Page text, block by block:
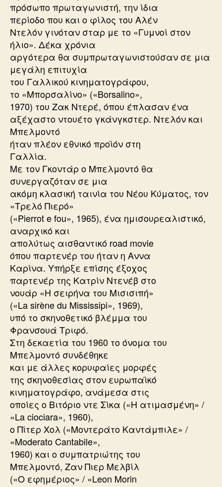
πρόσωπο πρωταγωνιστή, την ίδια
περίοδο που και ο φίλος του Αλέν
Ντελόν γινόταν σταρ με το «Γυμνοί στον
ήλιο». Δέκα χρόνια
αργότερα θα συμπρωταγωνιστούσαν σε μια
μεγάλη επιτυχία
του Γαλλικού κινηματογράφου,
το «Μπορσαλίνο» («Borsalino»,
1970) του Ζακ Ντερέ, όπου έπλασαν ένα
αξέχαστο ντουέτο γκάνγκστερ. Ντελόν και
Μπελμοντό
ήταν πλέον εθνικό προϊόν στη
Γαλλία.
Με τον Γκοντάρ ο Μπελμοντό θα
συνεργαζόταν σε μια
ακόμη κλασική ταινία του Νέου Κύματος, τον
«Τρελό Πιερό»
(«Pierrot e fou», 1965), ένα ημισουρεαλιστικό,
αναρχικό και
απολύτως αισθαντικό road movie
όπου παρτενέρ του ήταν η Αννα
Καρίνα. Υπήρξε επίσης έξοχος
παρτενέρ της Κατρίν Ντενέβ στο
νουάρ «Η σειρήνα του Μισισιπή»
(«La sirène du Mississipi», 1969),
υπό το σκηνοθετικό βλέμμα του
Φρανσουά Τριφό.
Στη δεκαετία του 1960 το όνομα του
Μπελμοντό συνδέθηκε
και με άλλες κορυφαίες μορφές
της σκηνοθεσίας στον ευρωπαϊκό
κινηματογράφο, ανάμεσα στις
οποίες ο Βιτόριο ντε Σίκα («Η ατιμασμένη» /
«La ciociara», 1960),
ο Πίτερ Χολ («Μοντεράτο Καντάμπιλε» /
«Moderato Cantabile»,
1960) και ο συμπατριώτης του
Μπελμοντό, Ζαν Πιερ Μελβίλ
(«Ο εφημέριος» / «Leon Morin